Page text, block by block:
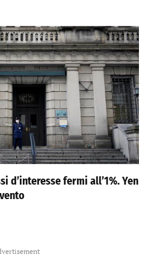
d’interesse fermi all’1%. Yen